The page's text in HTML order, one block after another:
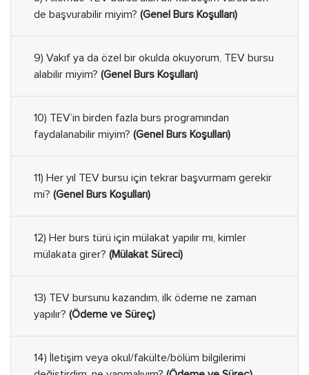
de başvurabilir miyim? (Genel Burs Koşulları)
9) Vakıf ya da özel bir okulda okuyorum, TEV bursu
alabilir miyim? (Genel Burs Koşulları)
10) TEV’in birden fazla burs programından
faydalanabilir miyim? (Genel Burs Koşulları)
11) Her yıl TEV bursu için tekrar başvurmam gerekir
mi? (Genel Burs Koşulları)
12) Her burs türü için mülakat yapılır mı, kimler
mülakata girer? (Mülakat Süreci)
13) TEV bursunu kazandım, ilk ödeme ne zaman
yapılır? (Ödeme ve Süreç)
14) İletişim veya okul/fakülte/bölüm bilgilerimi